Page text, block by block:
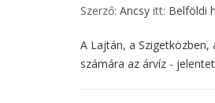
Szerző: Ancsy itt: Belföldi
A Lajtán, a
számára az árvíz -